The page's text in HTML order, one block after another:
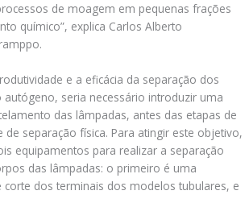
de moagem em pequenas frações
químico”, explica Carlos Alberto
e a eficácia da separação dos
seria necessário introduzir uma
das lâmpadas, antes das etapas de
separação física. Para atingir este objetivo,
equipamentos para realizar a separação
das lâmpadas: o primeiro é uma
corte dos terminais dos modelos tubulares, e